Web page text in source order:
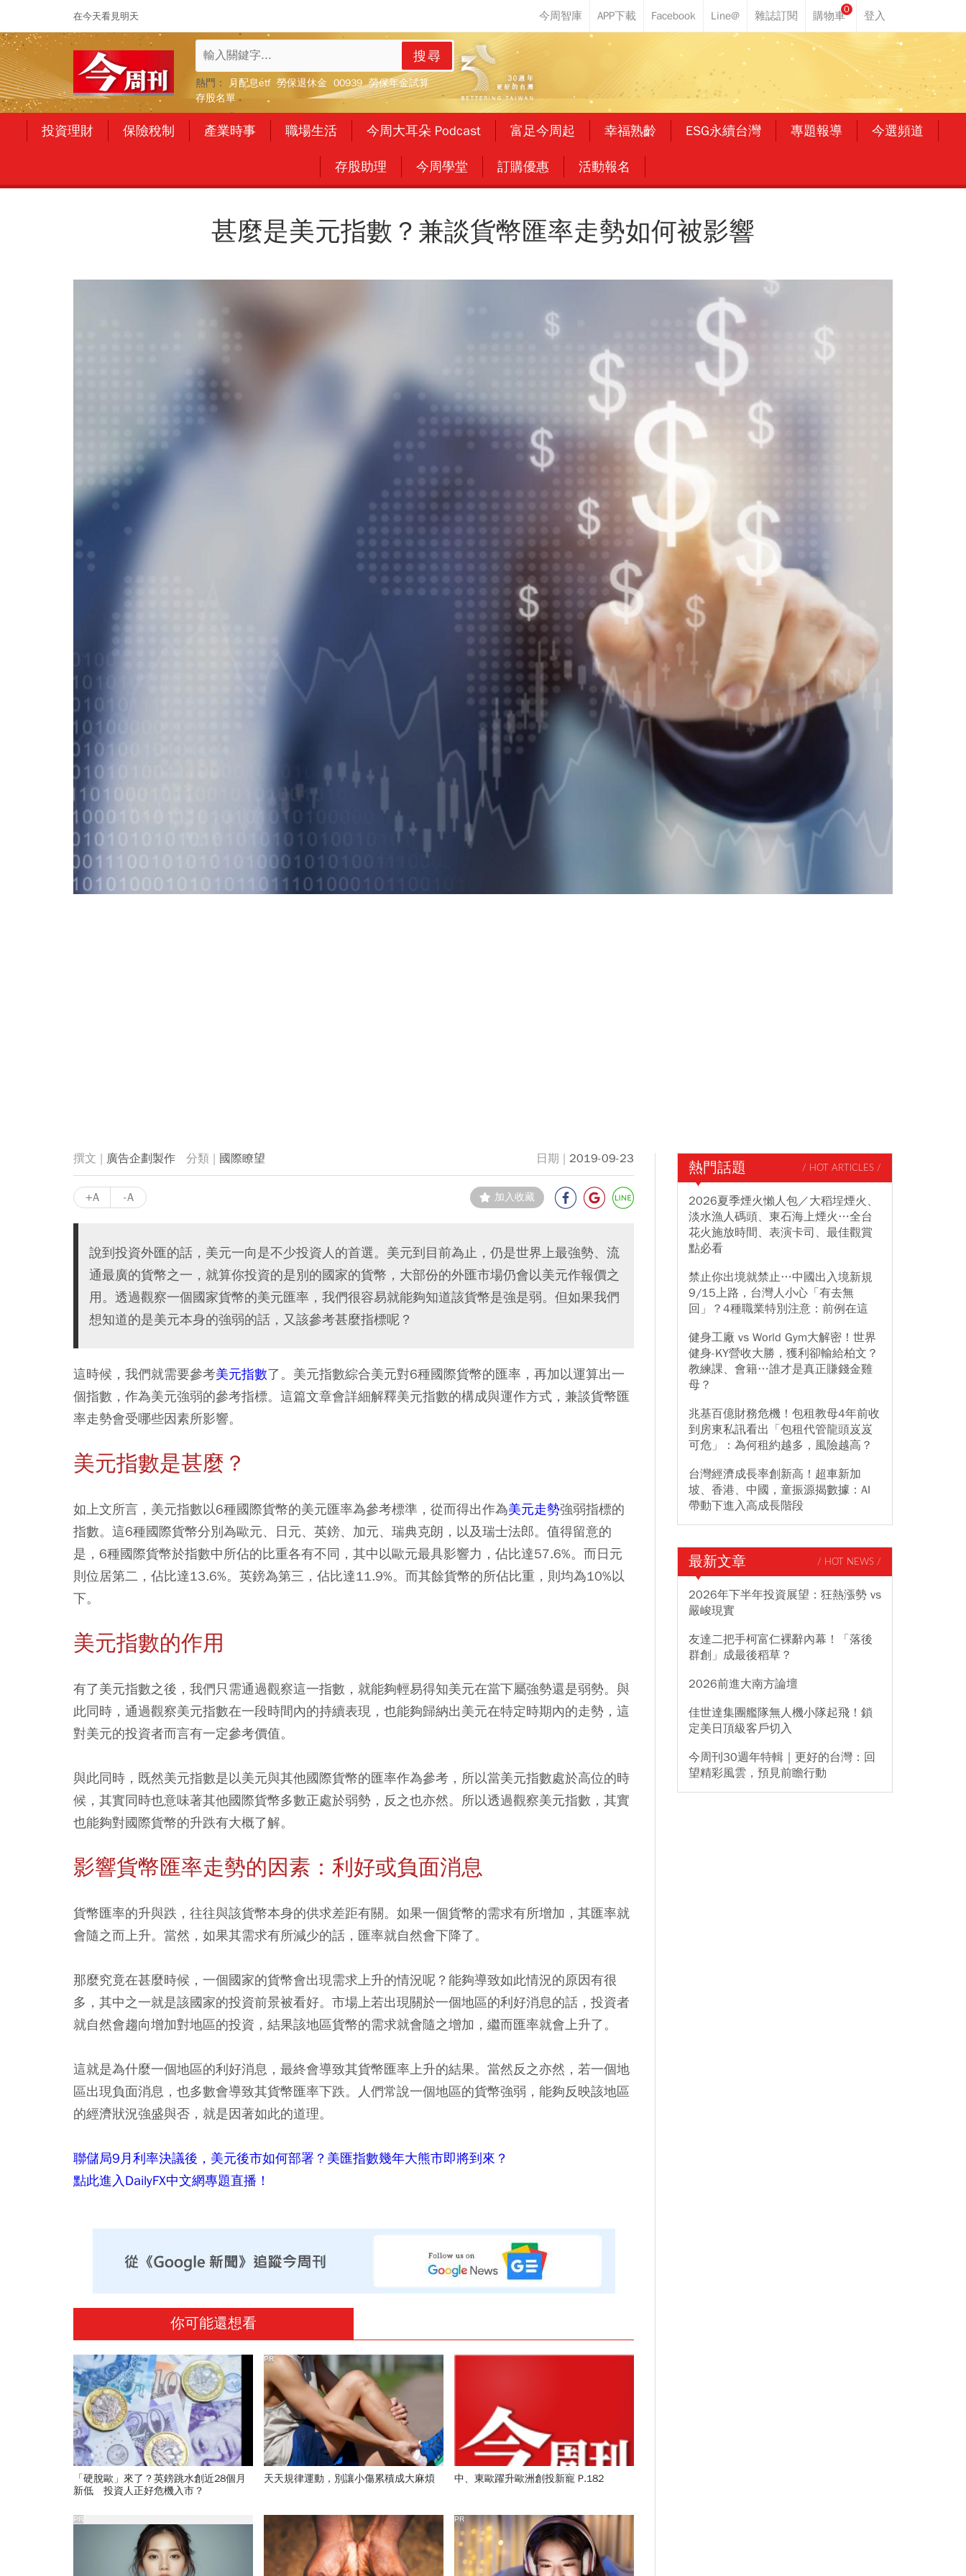
在今天看見明天
0
搜尋
熱門： 月配息etf 勞保退休金 00939 勞保年金試算
存股名單
投資理財 保險稅制 產業時事 職場生活 今周大耳朵 Podcast 富足今周起 幸福熟齡 ESG永續台灣 專題報導 今選頻道
存股助理 今周學堂 訂購優惠 活動報名
甚麼是美元指數？兼談貨幣匯率走勢如何被影響
廣告企劃製作 國際瞭望 2019-09-23
+A -A 加入收藏
說到投資外匯的話，美元一向是不少投資人的首選。美元到目前為止，仍是世界上最強勢、流
通最廣的貨幣之一，就算你投資的是別的國家的貨幣，大部份的外匯市場仍會以美元作報價之
用。透過觀察一個國家貨幣的美元匯率，我們很容易就能夠知道該貨幣是強是弱。但如果我們
想知道的是美元本身的強弱的話，又該參考甚麼指標呢？
這時候，我們就需要參考美元指數了。美元指數綜合美元對6種國際貨幣的匯率，再加以運算出一
個指數，作為美元強弱的參考指標。這篇文章會詳細解釋美元指數的構成與運作方式，兼談貨幣匯
率走勢會受哪些因素所影響。
美元指數是甚麼？
如上文所言，美元指數以6種國際貨幣的美元匯率為參考標準，從而得出作為美元走勢強弱指標的
指數。這6種國際貨幣分別為歐元、日元、英鎊、加元、瑞典克朗，以及瑞士法郎。值得留意的
是，6種國際貨幣於指數中所佔的比重各有不同，其中以歐元最具影響力，佔比達57.6%。而日元
則位居第二，佔比達13.6%。英鎊為第三，佔比達11.9%。而其餘貨幣的所佔比重，則均為10%以
下。
美元指數的作用
有了美元指數之後，我們只需通過觀察這一指數，就能夠輕易得知美元在當下屬強勢還是弱勢。與
此同時，通過觀察美元指數在一段時間內的持續表現，也能夠歸納出美元在特定時期內的走勢，這
對美元的投資者而言有一定參考價值。
與此同時，既然美元指數是以美元與其他國際貨幣的匯率作為參考，所以當美元指數處於高位的時
候，其實同時也意味著其他國際貨幣多數正處於弱勢，反之也亦然。所以透過觀察美元指數，其實
也能夠對國際貨幣的升跌有大概了解。
影響貨幣匯率走勢的因素：利好或負面消息
貨幣匯率的升與跌，往往與該貨幣本身的供求差距有關。如果一個貨幣的需求有所增加，其匯率就
會隨之而上升。當然，如果其需求有所減少的話，匯率就自然會下降了。
那麼究竟在甚麼時候，一個國家的貨幣會出現需求上升的情況呢？能夠導致如此情況的原因有很
多，其中之一就是該國家的投資前景被看好。市場上若出現關於一個地區的利好消息的話，投資者
就自然會趨向增加對地區的投資，結果該地區貨幣的需求就會隨之增加，繼而匯率就會上升了。
這就是為什麼一個地區的利好消息，最終會導致其貨幣匯率上升的結果。當然反之亦然，若一個地
區出現負面消息，也多數會導致其貨幣匯率下跌。人們常說一個地區的貨幣強弱，能夠反映該地區
的經濟狀況強盛與否，就是因著如此的道理。
聯儲局9月利率決議後，美元後市如何部署？美匯指數幾年大熊市即將到來？
點此進入DailyFX中文網專題直播！
你可能還想看
「硬脫歐」來了？英鎊跳水創近28個月
新低 投資人正好危機入市？
天天規律運動，別讓小傷累積成大麻煩
PR
中、東歐躍升歐洲創投新寵 P.182
PR PR
熱門話題 / HOT ARTICLES /
2026夏季煙火懶人包／大稻埕煙火、
淡水漁人碼頭、東石海上煙火…全台
花火施放時間、表演卡司、最佳觀賞
點必看
禁止你出境就禁止…中國出入境新規
9/15上路，台灣人小心「有去無
回」？4種職業特別注意：前例在這
健身工廠 vs World Gym大解密！世界
健身-KY營收大勝，獲利卻輸給柏文？
教練課、會籍…誰才是真正賺錢金雞
母？
兆基百億財務危機！包租教母4年前收
到房東私訊看出「包租代管龍頭岌岌
可危」：為何租約越多，風險越高？
台灣經濟成長率創新高！超車新加
坡、香港、中國，童振源揭數據：AI
帶動下進入高成長階段
最新文章 / HOT NEWS /
2026年下半年投資展望：狂熱漲勢 vs
嚴峻現實
友達二把手柯富仁裸辭內幕！「落後
群創」成最後稻草？
2026前進大南方論壇
佳世達集團艦隊無人機小隊起飛！鎖
定美日頂級客戶切入
今周刊30週年特輯｜更好的台灣：回
望精彩風雲，預見前瞻行動